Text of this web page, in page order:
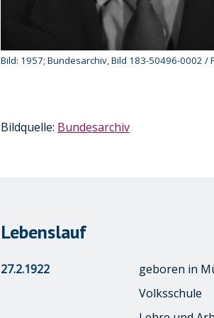
Bild: 1957; Bundesarchiv, Bild 183-50496-0002 /
Kurzinformation
Bildquelle: Bundesarchiv
Lebenslauf
27.2.1922
geboren in
Volksschule